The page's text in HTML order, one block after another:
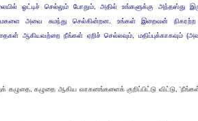
ஓட்டிச் செல்லும் போதும், அதில் உங்களுக்கு அந்தஸ்து
அவை சுமந்து செல்கின்றன. உங்கள் இறைவன்
ஆகியவற்றை நீங்கள் ஏறிச் செல்லவும், மதிப்புக்காகவும்
கழுதை, கழுதை ஆகிய வாகனங்களைக் குறிப்பிட்டு விட்டு,